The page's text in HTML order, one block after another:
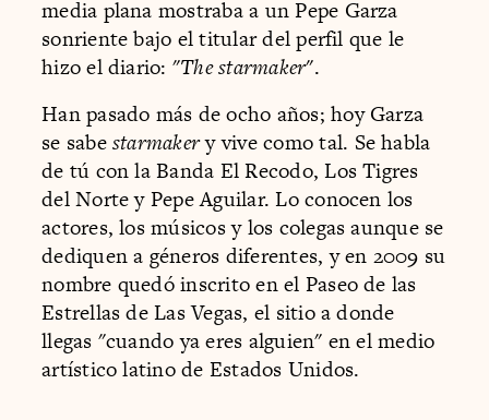
media plana mostraba a un Pepe Garza
sonriente bajo el titular del perfil que le
hizo el diario: "The starmaker".
Han pasado más de ocho años; hoy Garza
se sabestarmakery vive como tal. Se habla
de tú con la Banda El Recodo, Los Tigres
del Norte y Pepe Aguilar. Lo conocen los
actores, los músicos y los colegas aunque se
dediquen a géneros diferentes, y en 2009 su
nombre quedó inscrito en el Paseo de las
Estrellas de Las Vegas, el sitio a donde
llegas "cuando ya eres alguien" en el medio
artístico latino de Estados Unidos.